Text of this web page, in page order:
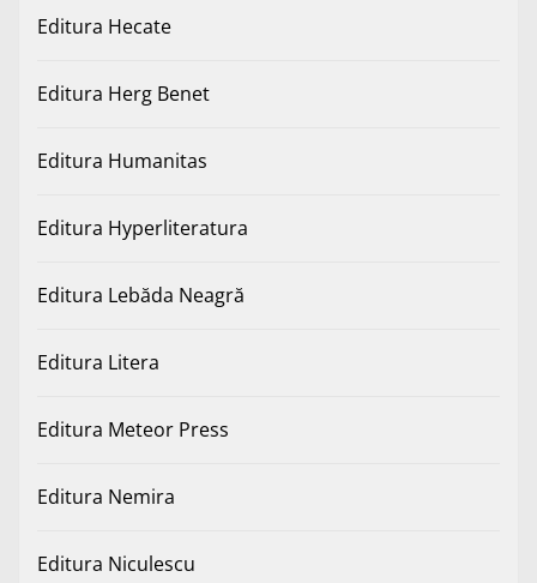
Editura Hecate
Editura Herg Benet
Editura Humanitas
Editura Hyperliteratura
Editura Lebăda Neagră
Editura Litera
Editura Meteor Press
Editura Nemira
Editura Niculescu